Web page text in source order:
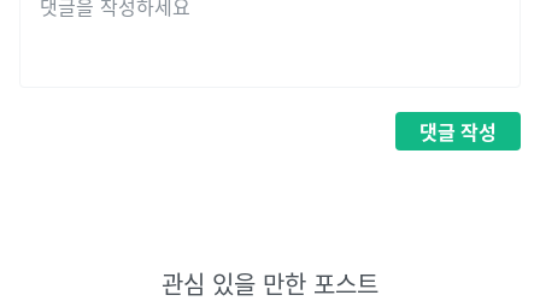
댓글 작성
관심 있을 만한 포스트